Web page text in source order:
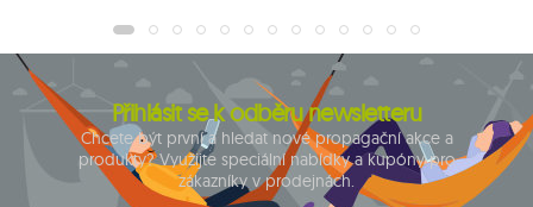
Přihlásit se k odběru newsletteru
Chcete být první a hledat nové propagační akce a
produkty? Využijte speciální nabídky a kupóny pro
zákazníky v prodejnách.